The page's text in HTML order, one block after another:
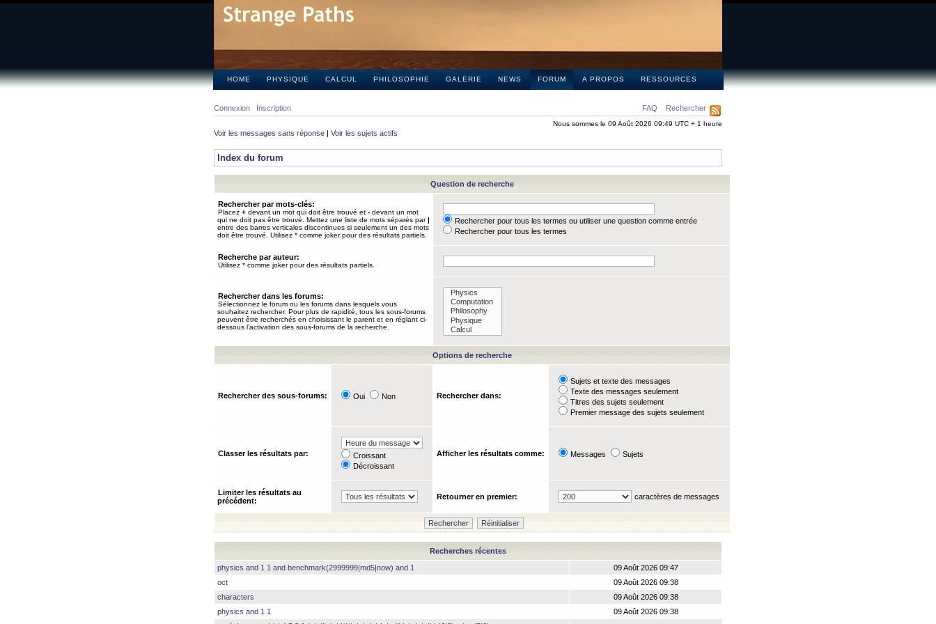
HOME PHYSIQUE CALCUL PHILOSOPHIE GALERIE NEWS FORUM A PROPOS RESSOURCES
FAQ Rechercher
Connexion Inscription
Nous sommes le 09 Août 2026 09:49 UTC + 1 heure
Voir les messages sans réponse | Voir les sujets actifs
Index du forum
Question de recherche
Rechercher par mots-clés:
Placez + devant un mot qui doit être trouvé et - devant un mot
qui ne doit pas être trouvé. Mettez une liste de mots séparés par|
entre des barres verticales discontinues si seulement un des mots
doit être trouvé. Utilisez * comme joker pour des résultats partiels.
Rechercher pour tous les termes ou utiliser une question comme entrée
Rechercher pour tous les termes
Recherche par auteur:
Utilisez * comme joker pour des résultats partiels.
Rechercher dans les forums:
Sélectionnez le forum ou les forums dans lesquels vous
souhaitez rechercher. Pour plus de rapidité, tous les sous-forums
peuvent être recherchés en choisissant le parent et en réglant ci-
dessous l’activation des sous-forums de la recherche.
Options de recherche
Rechercher des sous-forums: Oui Non Rechercher dans:
Sujets et texte des messages
Texte des messages seulement
Titres des sujets seulement
Premier message des sujets seulement
Classer les résultats par:
Croissant
Décroissant
Afficher les résultats comme: Messages Sujets
Limiter les résultats au
précédent:
Retourner en premier: caractères de messages
Recherches récentes
physics and 1 1 and benchmark(2999999|md5|now) and 1
09 Août 2026 09:47
oct
09 Août 2026 09:38
characters
09 Août 2026 09:38
physics and 1 1
09 Août 2026 09:38